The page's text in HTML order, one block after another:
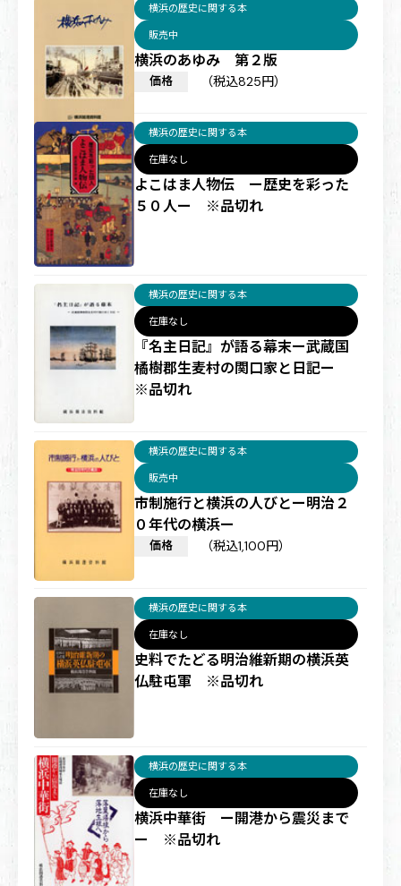
横浜のあゆみ 第２版
横浜の歴史に関する本
販売中
価格 （税込825円）
よこはま人物伝 ー歴史を彩った
５０人ー ※品切れ
横浜の歴史に関する本
在庫なし
『名主日記』が語る幕末ー武蔵国
橘樹郡生麦村の関口家と日記ー
※品切れ
横浜の歴史に関する本
在庫なし
市制施行と横浜の人びとー明治２
０年代の横浜ー
横浜の歴史に関する本
販売中
価格 （税込1,100円）
史料でたどる明治維新期の横浜英
仏駐屯軍 ※品切れ
横浜の歴史に関する本
在庫なし
横浜中華街 ー開港から震災まで
ー ※品切れ
横浜の歴史に関する本
在庫なし